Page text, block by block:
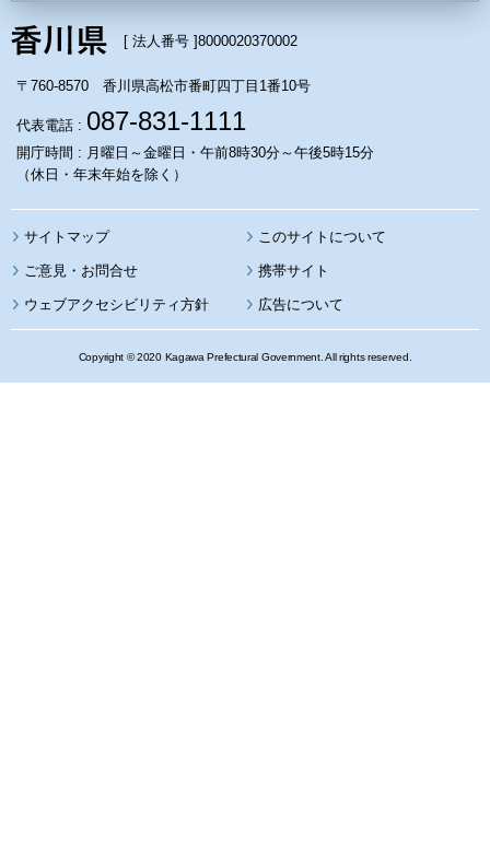
[ 法人番号 ]8000020370002
〒760-8570 香川県高松市番町四丁目1番10号
代表電話 : 087-831-1111
開庁時間 : 月曜日～金曜日・午前8時30分～午後5時15分
（休日・年末年始を除く）
サイトマップ このサイトについて
携帯サイト
ウェブアクセシビリティ方針 広告について
Copyright © 2020 Kagawa Prefectural Government. All rights reserved.